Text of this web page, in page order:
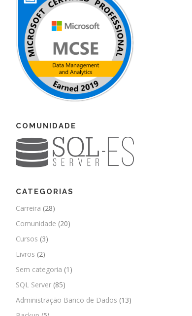
4 ). Possible missing or invalid keys
COMUNIDADE
CATEGORIAS
Carreira (28)
Comunidade (20)
Cursos (3)
Livros (2)
Sem categoria (1)
SQL Server (85)
Administração Banco de Dados (13)